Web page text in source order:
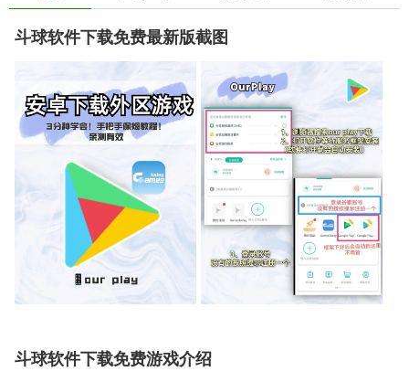
斗球软件下载免费最新版截图
斗球软件下载免费游戏介绍